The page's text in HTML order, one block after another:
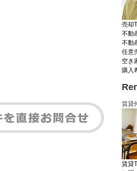
売却
不動
不動
任意
空き
購入
賃貸
賃貸